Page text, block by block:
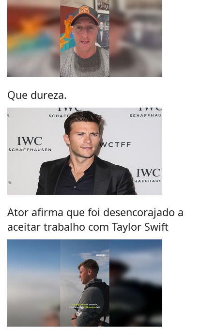
Que dureza.
Ator afirma que foi desencorajado a
aceitar trabalho com Taylor Swift